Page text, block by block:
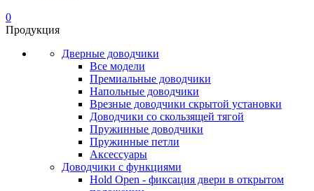
0
Продукция
Дверные доводчики
Все модели
Премиальные доводчики
Напольные доводчики
Врезные доводчики скрытой установки
Доводчики со скользящей тягой
Пружинные доводчики
Пружинные петли
Аксессуары
Доводчики с функциями
Hold Open - фиксация двери в открытом